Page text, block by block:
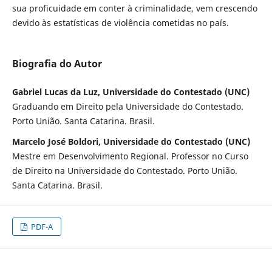
sua proficuidade em conter à criminalidade, vem crescendo
devido às estatísticas de violência cometidas no país.
Biografia do Autor
Gabriel Lucas da Luz, Universidade do Contestado (UNC)
Graduando em Direito pela Universidade do Contestado.
Porto União. Santa Catarina. Brasil.
Marcelo José Boldori, Universidade do Contestado (UNC)
Mestre em Desenvolvimento Regional. Professor no Curso
de Direito na Universidade do Contestado. Porto União.
Santa Catarina. Brasil.
PDF-A